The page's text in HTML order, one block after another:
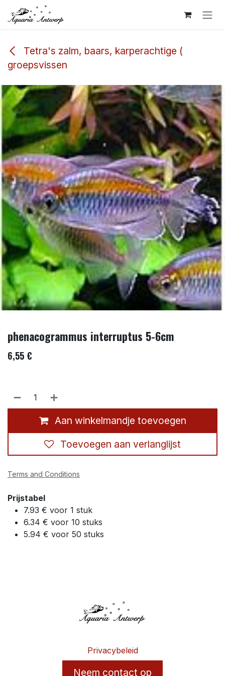
Overslaan naar inhoud
Tetra's zalm, baars, karperachtige (
groepsvissen
phenacogrammus interruptus 5-6cm
6,55 €
Aan winkelmandje toevoegen
Toevoegen aan verlanglijst
Terms and Conditions
Prijstabel
7.93 € voor 1 stuk
6.34 € voor 10 stuks
5.94 € voor 50 stuks
Privacybeleid
Neem contact op